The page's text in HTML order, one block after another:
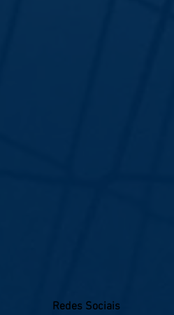
Redes Sociais